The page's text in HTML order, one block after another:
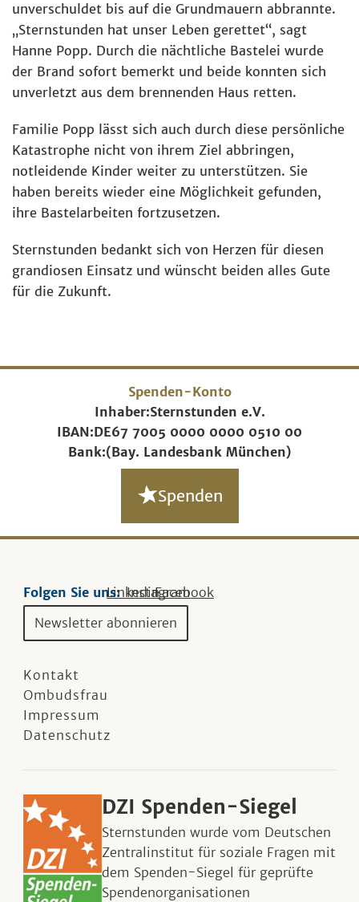
unverschuldet bis auf die Grundmauern abbrannte.
„Sternstunden hat unser Leben gerettet“, sagt
Hanne Popp. Durch die nächtliche Bastelei wurde
der Brand sofort bemerkt und beide konnten sich
unverletzt aus dem brennenden Haus retten.
Familie Popp lässt sich auch durch diese persönliche
Katastrophe nicht von ihrem Ziel abbringen,
notleidende Kinder weiter zu unterstützen. Sie
haben bereits wieder eine Möglichkeit gefunden,
ihre Bastelarbeiten fortzusetzen.
Sternstunden bedankt sich von Herzen für diesen
grandiosen Einsatz und wünscht beiden alles Gute
für die Zukunft.
Spenden-Konto
Inhaber:Sternstunden e.V.
IBAN:DE67 7005 0000 0000 0510 00
Bank:(Bay. Landesbank München)
Spenden
Folgen Sie uns:Linkedin
Instagram
Facebook
Newsletter abonnieren
Kontakt
Ombudsfrau
Impressum
Datenschutz
DZI Spenden-Siegel
Sternstunden wurde vom Deutschen
Zentralinstitut für soziale Fragen mit
dem Spenden-Siegel für geprüfte
Spendenorganisationen